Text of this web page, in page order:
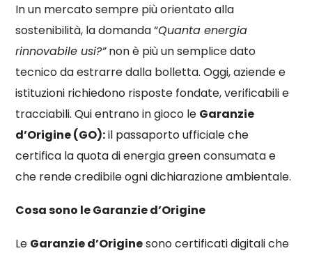
In un mercato sempre più orientato alla
sostenibilità, la domanda “Quanta energia
rinnovabile usi?”non è più un semplice dato
tecnico da estrarre dalla bolletta. Oggi, aziende e
istituzioni richiedono risposte fondate, verificabili e
tracciabili. Qui entrano in gioco le Garanzie
d’Origine (GO):il passaporto ufficiale che
certifica la quota di energia green consumata e
che rende credibile ogni dichiarazione ambientale.
Cosa sono le Garanzie d’Origine
Le Garanzie d’Originesono certificati digitali che